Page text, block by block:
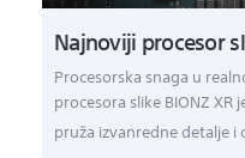
Najnoviji procesor
Procesorska snaga u
procesora slike BIONZ
pruža izvanredne detalje